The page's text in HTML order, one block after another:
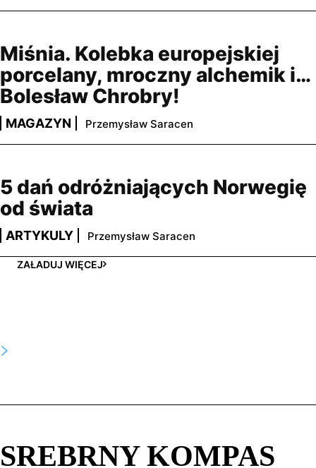
Miśnia. Kolebka europejskiej
porcelany, mroczny alchemik i…
Bolesław Chrobry!
MAGAZYN Przemysław Saracen
5 dań odróżniających Norwegię
od świata
ARTYKULY Przemysław Saracen
ZAŁADUJ WIĘCEJ
SREBRNY KOMPAS